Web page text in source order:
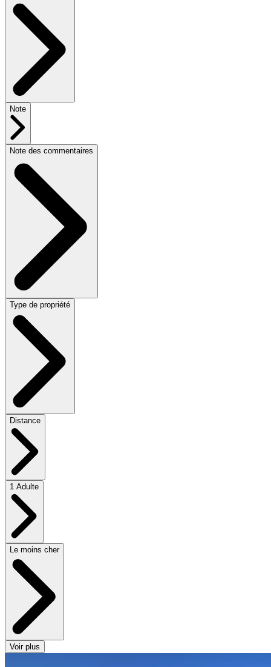
Note
Note des commentaires
Type de propriété
Distance
1 Adulte
Le moins cher
Voir plus